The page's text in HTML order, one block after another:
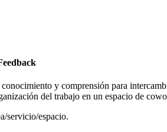
y comprensión para
del trabajo en un espacio de
servicio/espacio.